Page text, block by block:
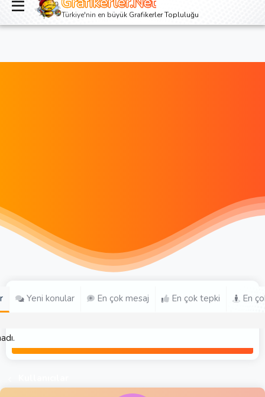
Giriş yap Kayıt ol
Türkiye'nin en büyük Grafikerler Topluluğu
Yeni konular En çok mesaj En çok tepki En